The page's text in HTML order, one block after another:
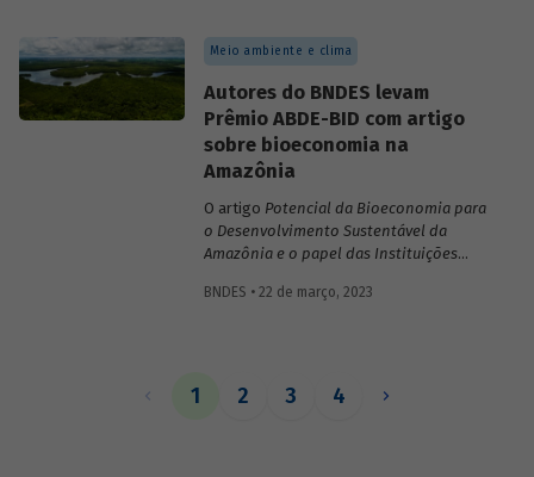
Meio ambiente e clima
Autores do BNDES levam
Prêmio ABDE-BID com artigo
sobre bioeconomia na
Amazônia
O artigo Potencial da Bioeconomia para
o Desenvolvimento Sustentável da
Amazônia e o papel das Instituições
Leonardo Pamplona, Nabil Kadri e Julio
sustentável, inclusivo e inovativo” do
BNDES • 22 de março, 2023
1 2 3 4